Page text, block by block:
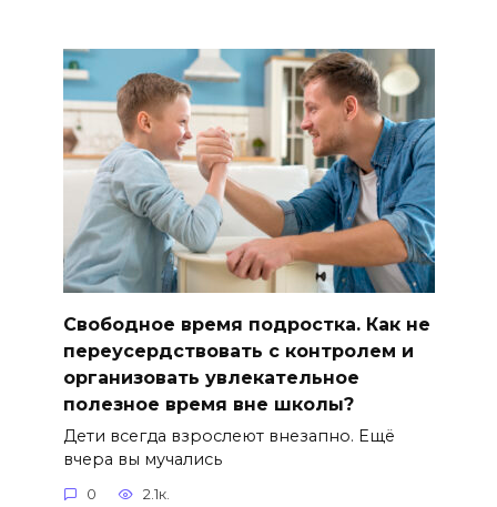
Свободное время подростка. Как не
переусердствовать с контролем и
организовать увлекательное
полезное время вне школы?
Дети всегда взрослеют внезапно. Ещё
вчера вы мучались
0 2.1к.